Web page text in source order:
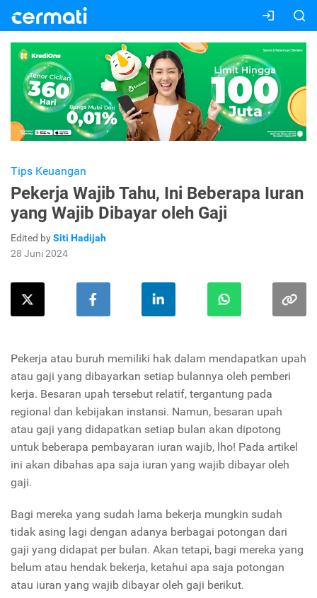
Tips Keuangan
Pekerja Wajib Tahu, Ini Beberapa Iuran
yang Wajib Dibayar oleh Gaji
Edited bySiti Hadijah
28 Juni 2024
Pekerja atau buruh memiliki hak dalam mendapatkan upah
atau gaji yang dibayarkan setiap bulannya oleh pemberi
kerja. Besaran upah tersebut relatif, tergantung pada
regional dan kebijakan instansi. Namun, besaran upah
atau gaji yang didapatkan setiap bulan akan dipotong
untuk beberapa pembayaran iuran wajib, lho! Pada artikel
ini akan dibahas apa saja iuran yang wajib dibayar oleh
gaji.
Bagi mereka yang sudah lama bekerja mungkin sudah
tidak asing lagi dengan adanya berbagai potongan dari
gaji yang didapat per bulan. Akan tetapi, bagi mereka yang
belum atau hendak bekerja, ketahui apa saja potongan
atau iuran yang wajib dibayar oleh gaji berikut.